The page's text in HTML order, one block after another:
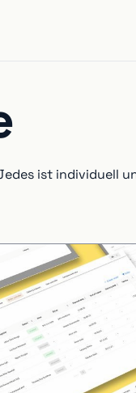
ist individuell